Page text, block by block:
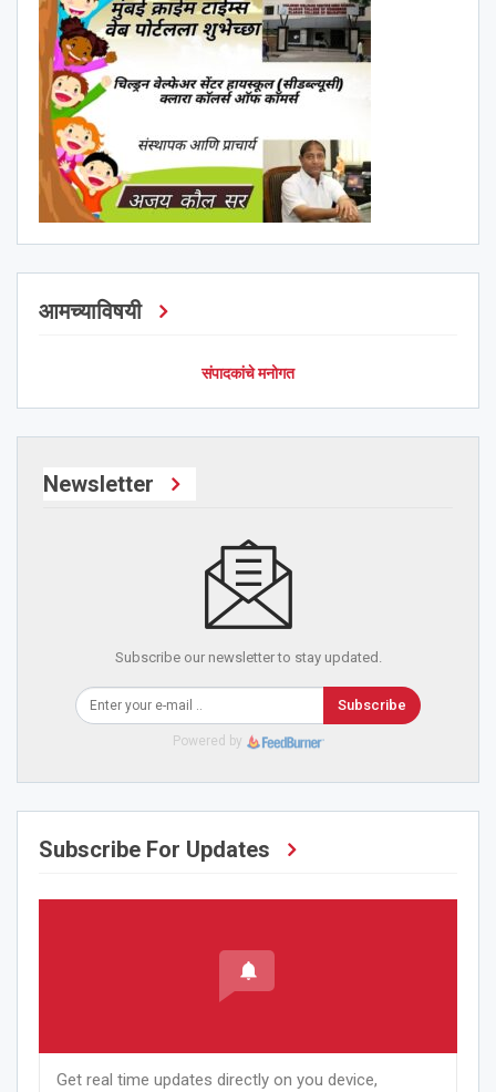
आमच्याविषयी
संपादकांचे मनोगत
Newsletter
Subscribe our newsletter to stay updated.
Subscribe
Powered by
Subscribe For Updates
Get real time updates directly on you device,